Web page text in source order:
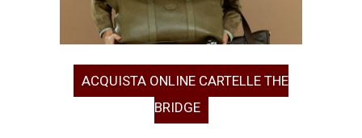
ACQUISTA ONLINE CARTELLE THE
BRIDGE